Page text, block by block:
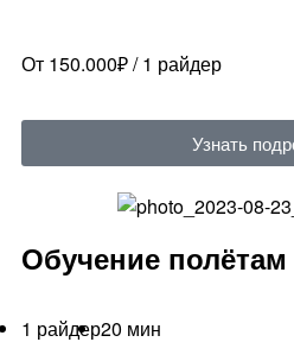
От 150.000₽ / 1 райдер
Узнать
Обучение полётам
1 райдер20 мин